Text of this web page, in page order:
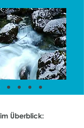
im Überblick: